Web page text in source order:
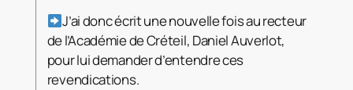
J’ai donc écrit une nouvelle fois au recteur
de l’Académie de Créteil, Daniel Auverlot,
pour lui demander d’entendre ces
revendications.